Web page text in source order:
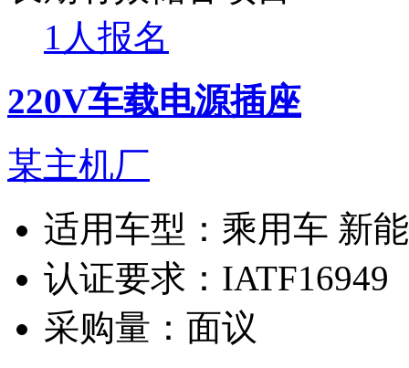
1人报名
220V车载电源插座
某主机厂
适用车型： 乘用车 新
认证要求： IATF16949
采购量： 面议